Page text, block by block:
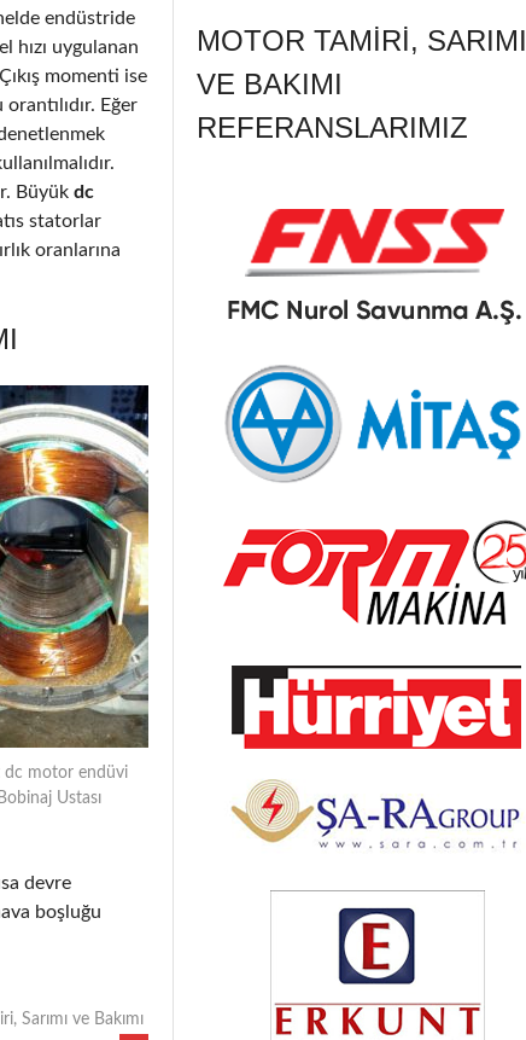
endüstride
hızı uygulanan
momenti ise
Eğer
Büyük dc
statorlar
oranlarına
dc motor endüvi
Bobinaj Ustası
devre
boşluğu
Sarımı ve Bakımı
MOTOR TAMIRI, SARIMI
VE BAKIMI
REFERANSLARIMIZ